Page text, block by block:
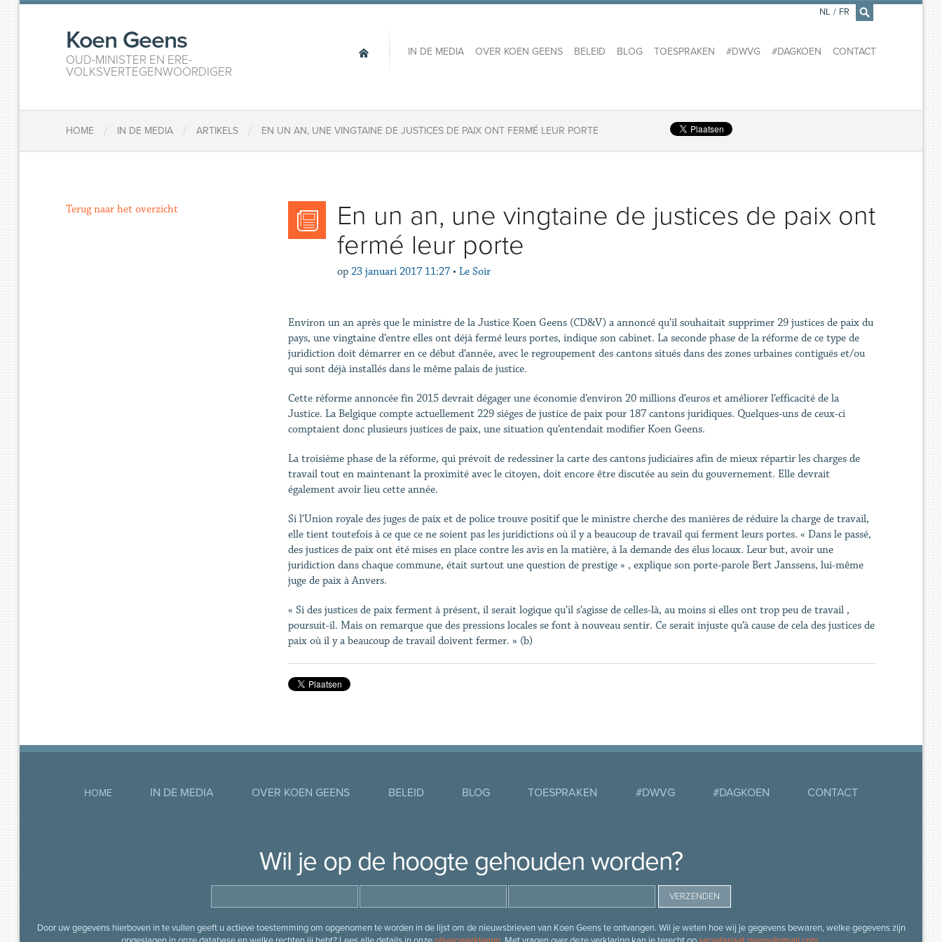
×
Koen Geens
OUD-MINISTER EN ERE-
VOLKSVERTEGENWOORDIGER
IN DE MEDIA OVER KOEN GEENS BELEID BLOG TOESPRAKEN #DWVG #DAGKOEN CONTACT
NL / FR
HOME / IN DE MEDIA / ARTIKELS / EN UN AN, UNE VINGTAINE DE JUSTICES DE PAIX ONT FERMÉ LEUR PORTE
En un an, une vingtaine de justices de paix ont
fermé leur porte
op 23 januari 2017 11:27 • Le Soir
Environ un an après que le ministre de la Justice Koen Geens (CD&V) a annoncé qu’il souhaitait supprimer 29 justices de paix du
pays, une vingtaine d’entre elles ont déjà fermé leurs portes, indique son cabinet. La seconde phase de la réforme de ce type de
juridiction doit démarrer en ce début d’année, avec le regroupement des cantons situés dans des zones urbaines contiguës et/ou
qui sont déjà installés dans le même palais de justice.
Cette réforme annoncée fin 2015 devrait dégager une économie d’environ 20 millions d’euros et améliorer l’efficacité de la
Justice. La Belgique compte actuellement 229 sièges de justice de paix pour 187 cantons juridiques. Quelques-uns de ceux-ci
comptaient donc plusieurs justices de paix, une situation qu’entendait modifier Koen Geens.
La troisième phase de la réforme, qui prévoit de redessiner la carte des cantons judiciaires afin de mieux répartir les charges de
travail tout en maintenant la proximité avec le citoyen, doit encore être discutée au sein du gouvernement. Elle devrait
également avoir lieu cette année.
Si l’Union royale des juges de paix et de police trouve positif que le ministre cherche des manières de réduire la charge de travail,
elle tient toutefois à ce que ce ne soient pas les juridictions où il y a beaucoup de travail qui ferment leurs portes. « Dans le passé,
des justices de paix ont été mises en place contre les avis en la matière, à la demande des élus locaux. Leur but, avoir une
juridiction dans chaque commune, était surtout une question de prestige » , explique son porte-parole Bert Janssens, lui-même
juge de paix à Anvers.
« Si des justices de paix ferment à présent, il serait logique qu’il s’agisse de celles-là, au moins si elles ont trop peu de travail ,
poursuit-il. Mais on remarque que des pressions locales se font à nouveau sentir. Ce serait injuste qu’à cause de cela des justices de
paix où il y a beaucoup de travail doivent fermer. » (b)
Terug naar het overzicht
HOME IN DE MEDIA OVER KOEN GEENS BELEID BLOG TOESPRAKEN #DWVG #DAGKOEN CONTACT
Wil je op de hoogte gehouden worden?
Door uw gegevens hierboven in te vullen geeft u actieve toestemming om opgenomen te worden in de lijst om de nieuwsbrieven van Koen Geens te ontvangen. Wil je weten hoe wij je gegevens bewaren, welke gegevens zijn